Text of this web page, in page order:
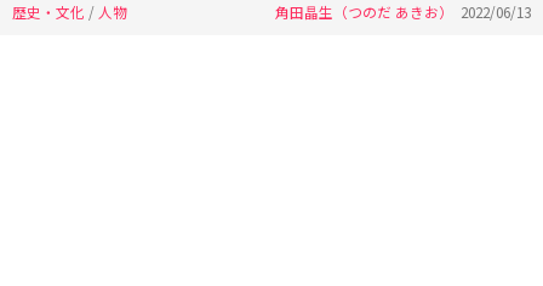
歴史・文化 / 人物 角田晶生（つのだ あきお） 2022/06/13